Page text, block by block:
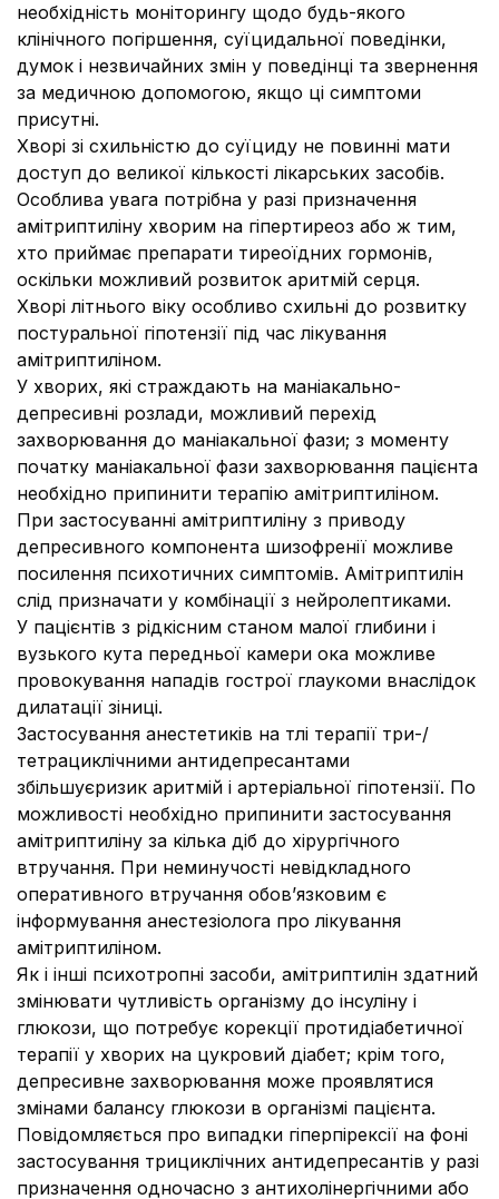
необхідність моніторингу щодо будь-якого
клінічного погіршення, суїцидальної поведінки,
думок і незвичайних змін у поведінці та звернення
за медичною допомогою, якщо ці симптоми
присутні.
Хворі зі схильністю до суїциду не повинні мати
доступ до великої кількості лікарських засобів.
Особлива увага потрібна у разі призначення
амітриптиліну хворим на гіпертиреоз або ж тим,
хто приймає препарати тиреоїдних гормонів,
оскільки можливий розвиток аритмій серця.
Хворі літнього віку особливо схильні до розвитку
постуральної гіпотензії під час лікування
амітриптиліном.
У хворих, які страждають на маніакально-
депресивні розлади, можливий перехід
захворювання до маніакальної фази; з моменту
початку маніакальної фази захворювання пацієнта
необхідно припинити терапію амітриптиліном.
При застосуванні амітриптиліну з приводу
депресивного компонента шизофренії можливе
посилення психотичних симптомів. Амітриптилін
слід призначати у комбінації з нейролептиками.
У пацієнтів з рідкісним станом малої глибини і
вузького кута передньої камери ока можливе
провокування нападів гострої глаукоми внаслідок
дилатації зіниці.
Застосування анестетиків на тлі терапії три-/
тетрациклічними антидепресантами
збільшуєризик аритмій і артеріальної гіпотензії. По
можливості необхідно припинити застосування
амітриптиліну за кілька діб до хірургічного
втручання. При неминучості невідкладного
оперативного втручання обов’язковим є
інформування анестезіолога про лікування
амітриптиліном.
Як і інші психотропні засоби, амітриптилін здатний
змінювати чутливість організму до інсуліну і
глюкози, що потребує корекції протидіабетичної
терапії у хворих на цукровий діабет; крім того,
депресивне захворювання може проявлятися
змінами балансу глюкози в організмі пацієнта.
Повідомляється про випадки гіперпірексії на фоні
застосування трициклічних антидепресантів у разі
призначення одночасно з антихолінергічними або